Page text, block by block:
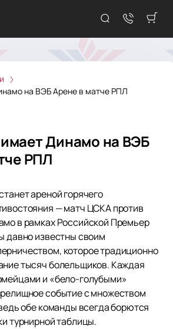
на ВЭБ Арене в матче РПЛ
Динамо на ВЭБ
РПЛ
ареной горячего
— матч ЦСКА против
в рамках Российской Премьер
давно известны своим
которое традиционно
тысяч болельщиков. Каждая
и «бело-голубыми»
событие с множеством
обе команды всегда борются
турнирной таблицы.